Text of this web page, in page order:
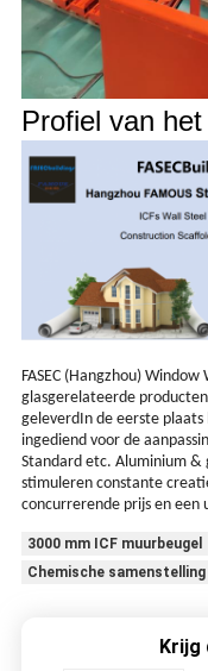
Profiel van
FASEC (Hangzhou)
glasgerelateerde
geleverdIn de eerste
ingediend voor de
Standard etc. Aluminium &
stimuleren constante
concurrerende prijs en een
3000 mm ICF muurbeugel
Chemische samenstelling
Krijg